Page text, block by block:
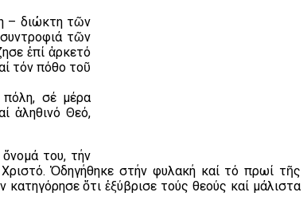
– διώκτη τῶν
τῶν
ἐπί ἀρκετό
τόν πόθο τοῦ
πόλη, σέ μέρα
ἀληθινό Θεό,
του, τήν
Ὁδηγήθηκε στήν φυλακή καί τό πρωί τῆς
ὅτι ἐξύβρισε τούς θεούς καί μάλιστα